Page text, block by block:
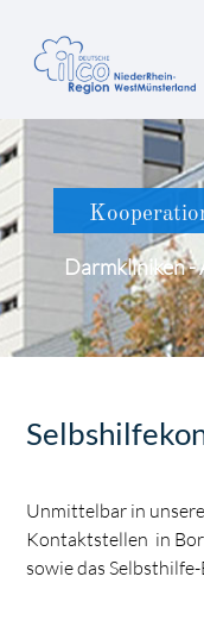
Darmkliniken -
Unmittelbar in
Kontaktstellen in
sowie das